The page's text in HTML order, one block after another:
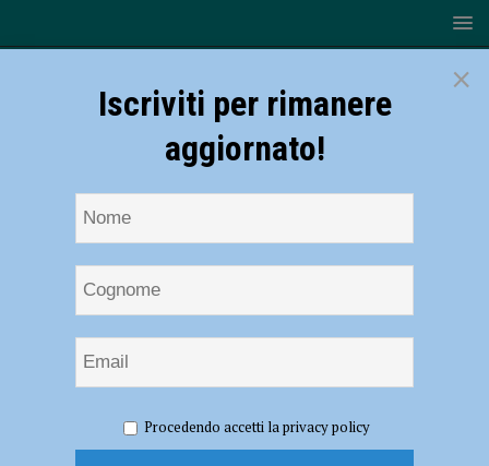
cantieri e manutenzione del verde pubblico fino al 3 aprile
×
Iscriviti per rimanere
aggiornato!
Procedendo accetti la privacy policy